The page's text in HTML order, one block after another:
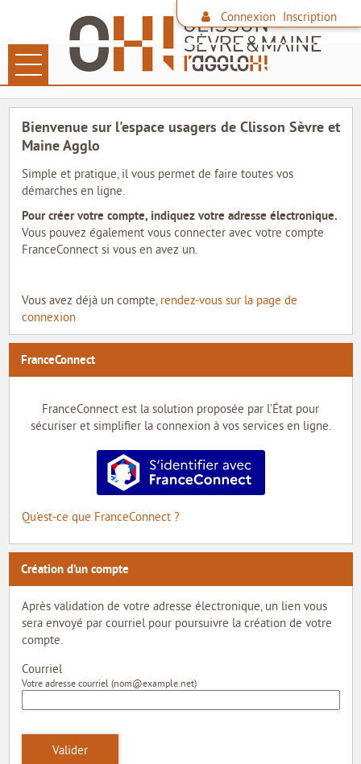
Connexion Inscription
Ouvrir le menu
LES DÉMARCHES
PAIEMENT EN LIGNE
DÉCHETS
FAMILLE
CONTACTER L'AGGLO
SITE DE L'AGGLO
MON COMPTE
MON PROFIL
MON PORTE-DOCUMENTS
INTERNE
Bienvenue sur l'espace usagers de Clisson Sèvre et
Maine Agglo
Simple et pratique, il vous permet de faire toutes vos
démarches en ligne.
Pour créer votre compte, indiquez votre adresse électronique.
Vous pouvez également vous connecter avec votre compte
FranceConnect si vous en avez un.
Vous avez déjà un compte, rendez-vous sur la page de
connexion
FranceConnect
FranceConnect est la solution proposée par l’État pour
sécuriser et simplifier la connexion à vos services en ligne.
S’identifier avec FranceConnect
Qu’est-ce que FranceConnect ?
Création d’un compte
Après validation de votre adresse électronique, un lien vous
sera envoyé par courriel pour poursuivre la création de votre
compte.
Courriel
Votre adresse courriel (nom@example.net)
Valider